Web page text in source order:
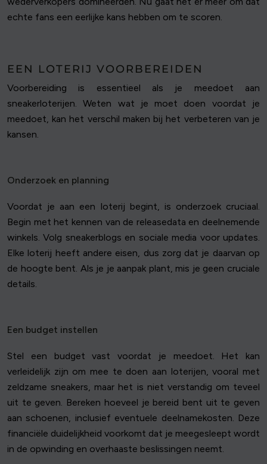
echte fans een eerlijke kans hebben om te scoren.
EEN LOTERIJ VOORBEREIDEN
Voorbereiding is essentieel als je meedoet aan
sneakerloterijen. Weten wat je moet doen voordat je
meedoet, kan het verschil maken bij het verbeteren van je
kansen.
Onderzoek en planning
Voordat je aan een loterij begint, is onderzoek cruciaal.
Begin met het kennen van de releasedata en deelnemende
winkels. Volg sneakerblogs en sociale media voor updates.
Elke loterij heeft andere eisen, dus zorg dat je daarvan op
de hoogte bent. Als je je aanpak plant, mis je geen cruciale
details.
Een budget instellen
Stel een budget vast voordat je meedoet. Het kan
verleidelijk zijn om mee te doen aan loterijen, vooral met
zeldzame sneakers, maar het is niet verstandig om teveel
uit te geven. Bereken hoeveel je bereid bent uit te geven
aan schoenen, inclusief eventuele deelnamekosten. Deze
financiële duidelijkheid voorkomt dat je meegesleept wordt
in de opwinding en overhaaste beslissingen neemt.